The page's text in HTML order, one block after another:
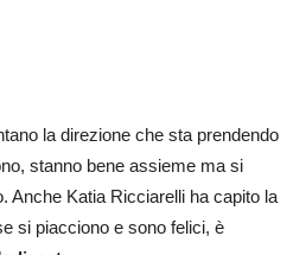
la direzione che sta prendendo
stanno bene assieme ma si
Anche Katia Ricciarelli ha capito la
si piacciono e sono felici, è